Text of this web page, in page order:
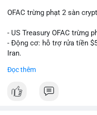
OFAC trừng phạt 2 sàn
- US Treasury OFAC trừng
- Động cơ: hỗ trợ rửa tiền
Iran.
- Tác động: rủi ro cho thị
#binancesquare
Đọc thêm